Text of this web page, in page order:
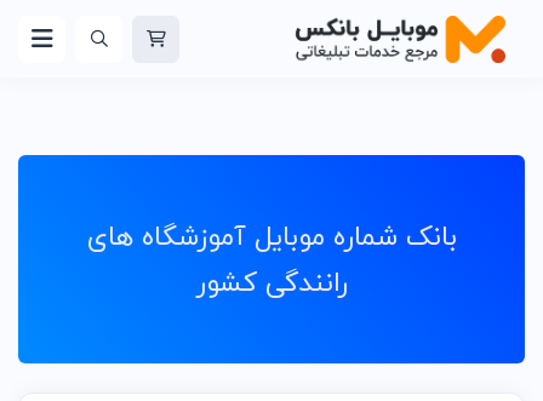
بانک شماره موبایل آموزشگاه های
رانندگی کشور